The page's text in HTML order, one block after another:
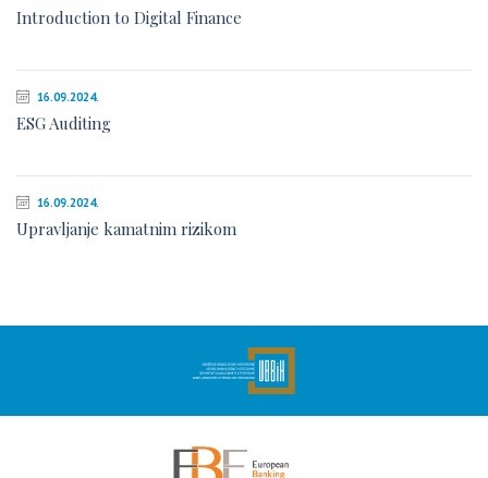
Introduction to Digital Finance
16.09.2024.
ESG Auditing
16.09.2024.
Upravljanje kamatnim rizikom